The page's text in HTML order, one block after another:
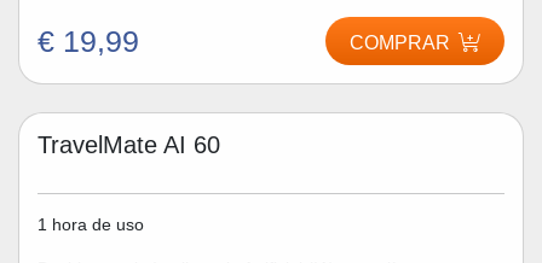
€ 19,99 COMPRAR
TravelMate AI 60
1 hora de uso